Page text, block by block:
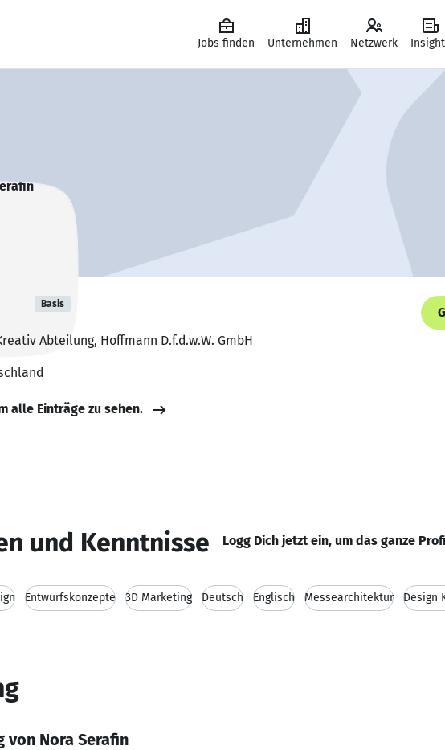
Jobs finden Unternehmen Netzwerk
Basis
Abteilung, Hoffmann D.f.d.w.W. GmbH
alle Einträge zu sehen.
und Kenntnisse Logg Dich jetzt ein, um das ganze
Entwurfskonzepte 3D Marketing Deutsch Englisch Messearchitektur Design
von Nora Serafin